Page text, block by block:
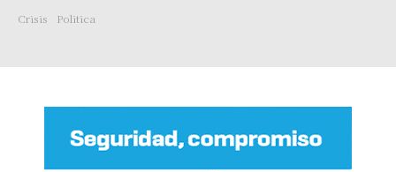
Crisis
Politica